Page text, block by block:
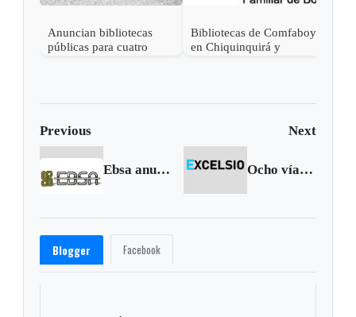
Anuncian bibliotecas
públicas para cuatro
Bibliotecas de Comfaboy
en Chiquinquirá y
Previous Next
Ebsa anuncia suspensión de servicio en dos barrios de Tunja Ocho vías cerradas en Boyacá
Blogger Facebook